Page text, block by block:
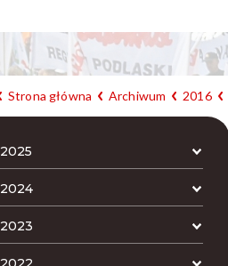
Strona główna Archiwum 2016
2025
2024
2023